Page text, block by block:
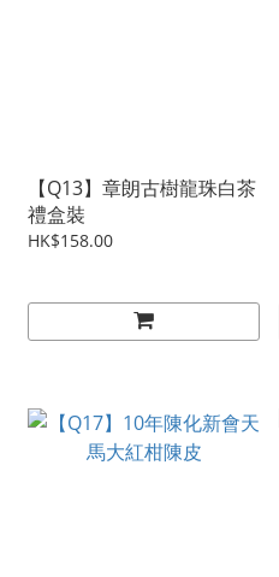
【Q13】章朗古樹龍珠白茶
禮盒裝
HK$158.00